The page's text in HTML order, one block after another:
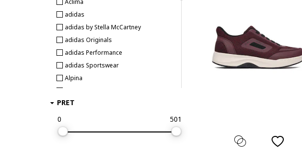
Aclima
adidas
adidas by Stella McCartney
adidas Originals
adidas Performance
adidas Sportswear
Alpina
Alpinus
Ami paris
PRET
0
501